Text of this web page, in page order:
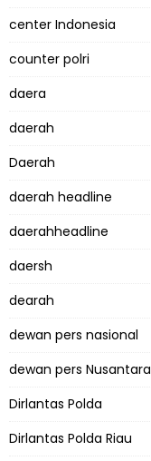
center Indonesia
counter polri
daera
daerah
Daerah
daerah headline
daerahheadline
daersh
dearah
dewan pers nasional
dewan pers Nusantara
Dirlantas Polda
Dirlantas Polda Riau